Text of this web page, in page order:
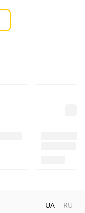
UA RU